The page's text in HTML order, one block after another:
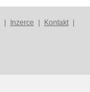
Inzerce Kontakt